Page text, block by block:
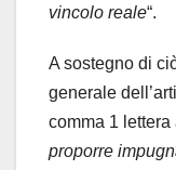
vincolo reale“.
A sostegno di
generale
comma 1 lettera
proporre